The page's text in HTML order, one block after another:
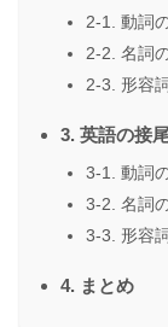
2-1. 動詞
2-2. 名詞
2-3. 形容
3. 英語の接
3-1. 動詞
3-2. 名詞
3-3. 形容
4. まとめ